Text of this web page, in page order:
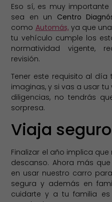
Eso sí, es muy
sea en un Centro
como Automás, ya que
tu vehículo cumple los
normatividad vigente,
revisión.
Tener este requisito al
imaginas, y si vas a usar
diligencias, no tendrás
sorpresa.
Viaja seguro
Finalizar el año implica
descanso. Ahora más
en usar nuestro carro
segura y además en
cuidarte y a tu familia